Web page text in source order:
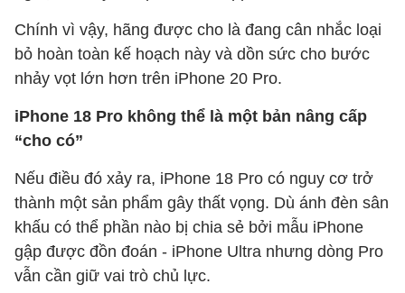
Chính vì vậy, hãng được cho là đang cân nhắc loại
bỏ hoàn toàn kế hoạch này và dồn sức cho bước
nhảy vọt lớn hơn trên iPhone 20 Pro.
iPhone 18 Pro không thể là một bản nâng cấp
“cho có”
Nếu điều đó xảy ra, iPhone 18 Pro có nguy cơ trở
thành một sản phẩm gây thất vọng. Dù ánh đèn sân
khấu có thể phần nào bị chia sẻ bởi mẫu iPhone
gập được đồn đoán - iPhone Ultra nhưng dòng Pro
vẫn cần giữ vai trò chủ lực.